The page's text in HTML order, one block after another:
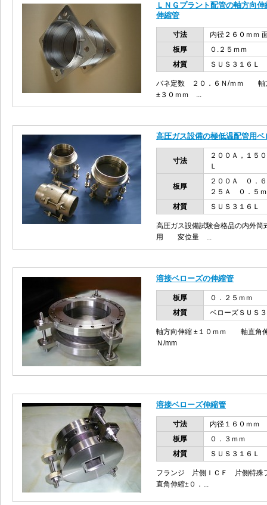
ＬＮＧプラント配管の軸方向
伸縮管
寸法
内径２６０ｍｍ
板厚
０.２５ｍｍ
材質
ＳＵＳ３１６Ｌ
バネ定数 ２０．６Ｎ/ｍｍ
±３０ｍｍ ...
高圧ガス設備の極低温配管用ベ
寸法
２００Ａ，１
Ｌ
板厚
２００Ａ ０
２５Ａ ０．５
材質
ＳＵＳ３１６Ｌ
高圧ガス設備試験合格品の内外
用 変位量 ...
溶接ベローズの伸縮管
板厚
０．２５ｍｍ
材質
ベローズＳＵＳ
軸方向伸縮 ±１０ｍｍ 軸直角
Ｎ/mm
溶接ベローズ伸縮管
寸法
内径１６０ｍｍ
板厚
０．３ｍｍ
材質
ＳＵＳ３１６Ｌ
フランジ 片側ＩＣＦ 片側特
直角伸縮±０．...